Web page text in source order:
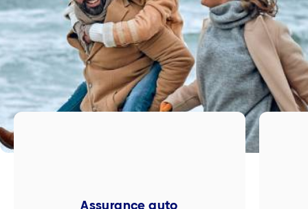
Assurance auto